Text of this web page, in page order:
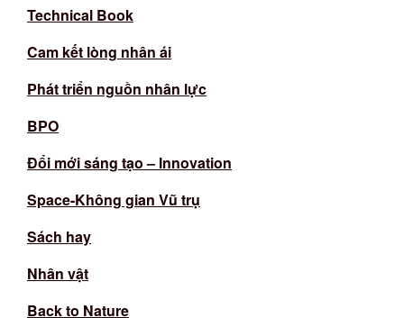
Technical Book
Cam kết lòng nhân ái
Phát triển nguồn nhân lực
BPO
Đổi mới sáng tạo – Innovation
Space-Không gian Vũ trụ
Sách hay
Nhân vật
Back to Nature